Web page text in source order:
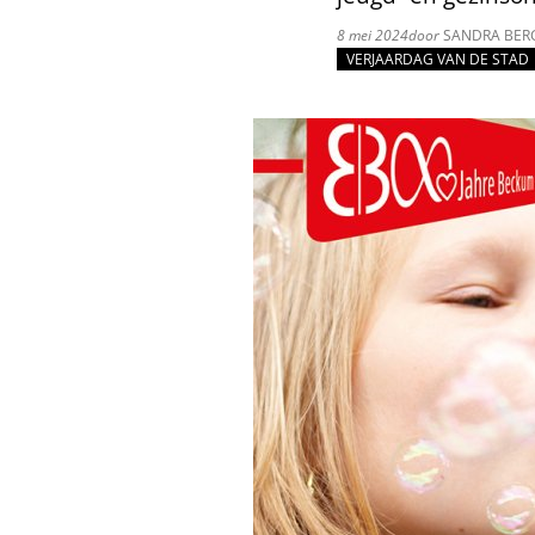
8 mei 2024doorSANDRA
VERJAARDAG VAN DE STAD